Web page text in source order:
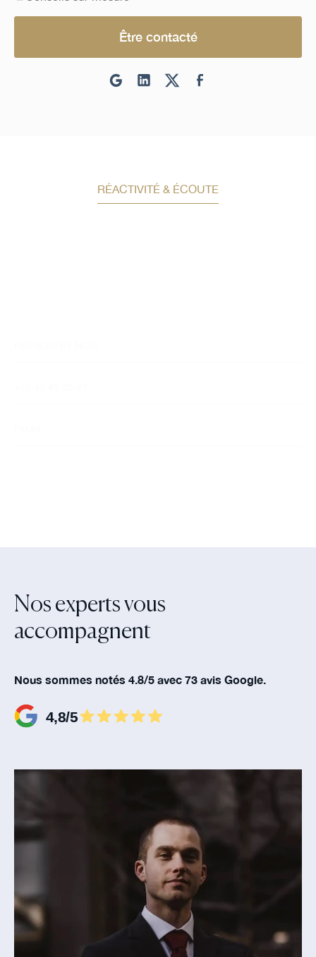
Être contacté
RÉACTIVITÉ & ÉCOUTE
Nos experts vous
accompagnent‍
Nous sommes notés 4.8/5 avec 73 avis Google.